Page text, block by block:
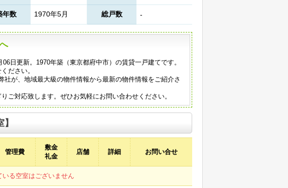
年数 1970年5月 総戸数 -
日更新。1970年築（東京都府中市）の賃貸一戸建てです。
ださい。
社が、地域最大級の物件情報から最新の物件情報をご紹介さ
ご対応致します。ぜひお気軽にお問い合わせください。
】
管理費
敷金
礼金
店舗 詳細 お問い合せ
いる空室はございません